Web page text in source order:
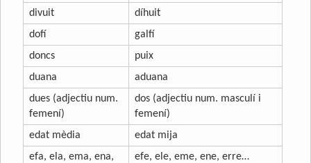
divuit
díhuit
dofí
galfí
doncs
puix
duana
aduana
dues (adjectiu num.
femení)
dos (adjectiu num. masculí i
femení)
edat mèdia
edat mija
efa, ela, ema, ena,
efe, ele, eme, ene, erre…